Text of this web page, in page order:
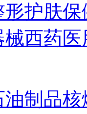
形护肤保
械西药
油制品核